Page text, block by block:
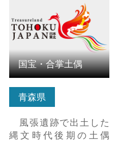
青森県
風張遺跡で出土した
縄文時代後期の土偶
国宝・合掌土偶